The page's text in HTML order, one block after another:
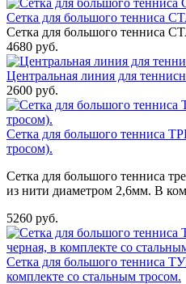
Сетка для большого
Сетка для большого
4680 руб.
Центральная линия для
2600 руб.
Сетка для большого
тросом).
Сетка для большого тенниса
из нити диаметром 2,6мм. В
5260 руб.
Сетка для большого тенниса
комплекте со стальным тросом.